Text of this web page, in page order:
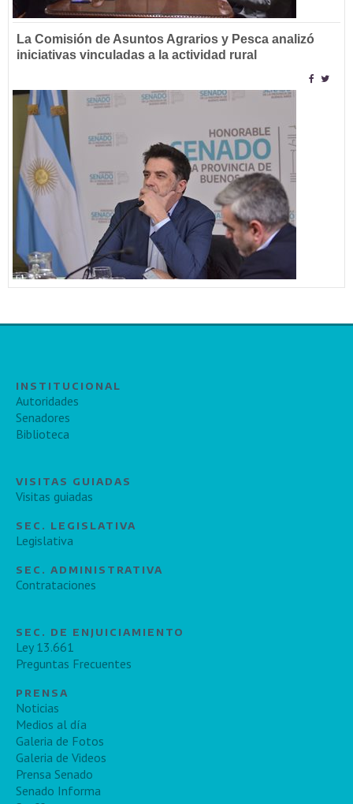
La Comisión de Asuntos Agrarios y Pesca analizó
iniciativas vinculadas a la actividad rural
INSTITUCIONAL
Autoridades
Senadores
Biblioteca
VISITAS GUIADAS
Visitas guiadas
SEC. LEGISLATIVA
Legislativa
SEC. ADMINISTRATIVA
Contrataciones
SEC. DE ENJUICIAMIENTO
Ley 13.661
Preguntas Frecuentes
PRENSA
Noticias
Medios al día
Galeria de Fotos
Galeria de Videos
Prensa Senado
Senado Informa